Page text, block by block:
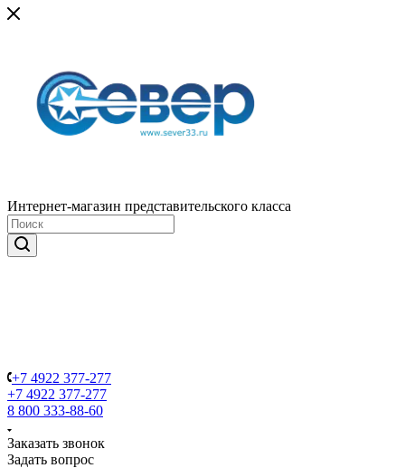
Интернет-магазин представительского класса
+7 4922 377-277
+7 4922 377-277
8 800 333-88-60
Заказать звонок
Задать вопрос